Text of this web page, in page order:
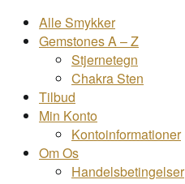
Alle Smykker
Gemstones A – Z
Stjernetegn
Chakra Sten
Tilbud
Min Konto
Kontoinformationer
Om Os
Handelsbetingelser